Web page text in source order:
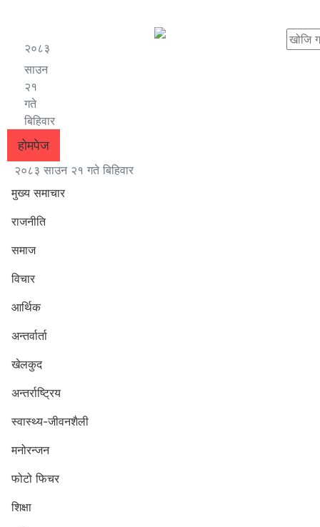
२०८३
साउन
२१
गते
बिहिवार
होमपेज
२०८३ साउन २१ गते बिहिवार
मुख्य समाचार
राजनीति
समाज
विचार
आर्थिक
अन्तर्वार्ता
खेलकुद
अन्तर्राष्ट्रिय
स्वास्थ्य-जीवनशैली
मनोरन्जन
फोटो फिचर
शिक्षा